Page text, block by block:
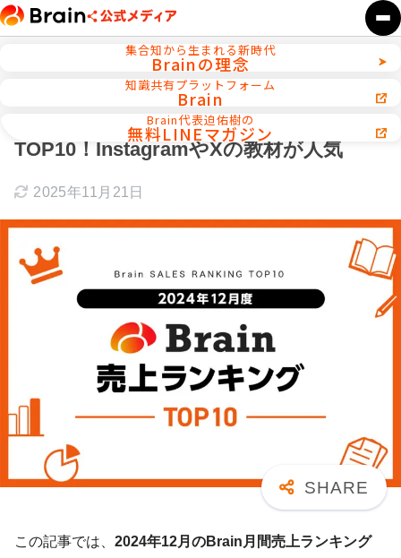
集合知から生まれる新時代
Brainの理念
知識共有プラットフォーム
Brain
Brain代表迫佑樹の
無料LINEマガジン
【2024年12月度】Brain売上ランキング
TOP10！InstagramやXの教材が人気
2025年11月21日
この記事では、 2024年12月のBrain月間売上ランキング